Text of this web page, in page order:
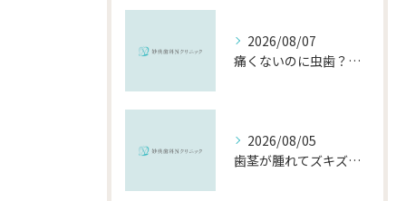
2026/08/07
痛くないのに虫歯？「痛みのない虫歯」が進行する理由と発見方法
2026/08/05
歯茎が腫れてズキズキ痛む時の応急処置と、早めに受診すべき理由